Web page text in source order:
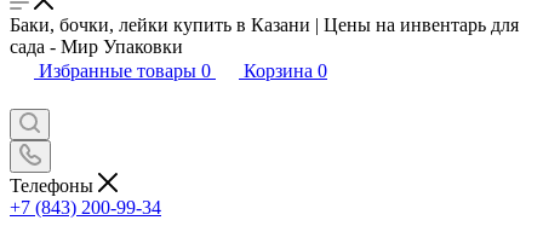
Баки, бочки, лейки купить в Казани | Цены на инвентарь для
сада - Мир Упаковки
Избранные товары 0 Корзина 0
Телефоны
+7 (843) 200-99-34